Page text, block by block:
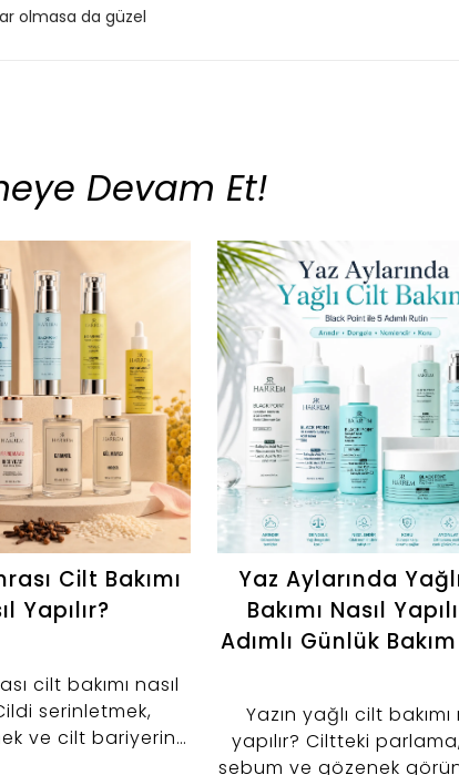
olmasa da güzel
Devam Et!
Cilt Bakımı
Yapılır?
cilt bakımı nasıl
serinletmek,
ve cilt bariyerini
Yaz Aylarında
Bakımı Nasıl
Adımlı Günlük
Yazın yağlı cilt bakımı
yapılır? Ciltteki
sebum ve gözenek